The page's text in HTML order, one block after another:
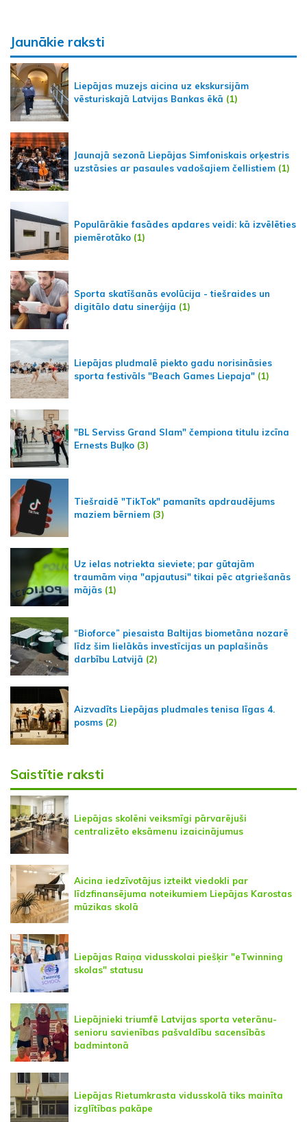
Jaunākie raksti
Liepājas muzejs aicina uz ekskursijām
vēsturiskajā Latvijas Bankas ēkā (1)
Jaunajā sezonā Liepājas Simfoniskais orķestris
uzstāsies ar pasaules vadošajiem čellistiem (1)
Populārākie fasādes apdares veidi: kā izvēlēties
piemērotāko (1)
Sporta skatīšanās evolūcija - tiešraides un
digitālo datu sinerģija (1)
Liepājas pludmalē piekto gadu norisināsies
sporta festivāls "Beach Games Liepaja" (1)
"BL Serviss Grand Slam" čempiona titulu izcīna
Ernests Buļko (3)
Tiešraidē "TikTok" pamanīts apdraudējums
maziem bērniem (3)
Uz ielas notriekta sieviete; par gūtajām
traumām viņa "apjautusi" tikai pēc atgriešanās
mājās (1)
“Bioforce” piesaista Baltijas biometāna nozarē
līdz šim lielākās investīcijas un paplašinās
darbību Latvijā (2)
Aizvadīts Liepājas pludmales tenisa līgas 4.
posms (2)
Saistītie raksti
Liepājas skolēni veiksmīgi pārvarējuši
centralizēto eksāmenu izaicinājumus
Aicina iedzīvotājus izteikt viedokli par
līdzfinansējuma noteikumiem Liepājas Karostas
mūzikas skolā
Liepājas Raiņa vidusskolai piešķir "eTwinning
skolas" statusu
Liepājnieki triumfē Latvijas sporta veterānu-
senioru savienības pašvaldību sacensībās
badmintonā
Liepājas Rietumkrasta vidusskolā tiks mainīta
izglītības pakāpe